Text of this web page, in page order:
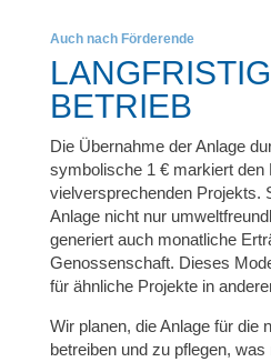
Auch nach Förderende
BETRIEB
Die Übernahme der Anlage
symbolische 1 € markiert den
vielversprechenden Projekts.
Anlage nicht nur
generiert auch monatliche
Genossenschaft. Dieses
für ähnliche Projekte in
Wir planen, die Anlage für die
betreiben und zu pflegen,